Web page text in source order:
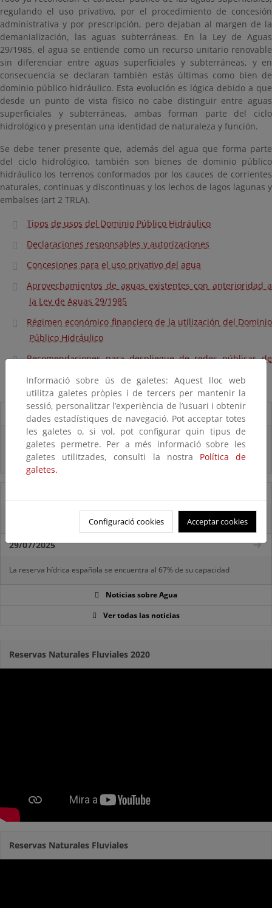
regulando el uso privativo, por el procedimiento de concesión
administrativa y por prescripción, pero dejaban al margen de la
demanialización, las aguas subterráneas. En la Ley de Aguas
29/1985, el agua se entiende como un recurso unitario renovable
sin diferenciar entre aguas superficiales y subterráneas, y en
consecuencia se declaran también estás últimas como bien de
dominio público hidráulico. Esta evolución es lógica debido a que
desde un punto de vista físico no cabe distinguir entre aguas
superficiales y subterráneas, ambas forman parte del ciclo
hidrológico y presentan una identidad de naturaleza y función.
Se debe tener presente que, además del agua que forma parte
del ciclo hidrológico, también son bienes de dominio público
hidráulico los terrenos conformados por los cauces de corrientes
naturales, continuas y discontinuas y los lechos de lagos lagunas y
embalses (art 2 TRLA).
Tipos de usos del Dominio Público Hidráulico
Declaraciones responsables y autorizaciones
Concesiones para el uso privativo del agua
Aprovechamientos de aguas existentes con anterioridad a
la Ley de Aguas 29/1985
Régimen económico financiero de la utilización del Dominio
Público Hidráulico
Recomendaciones para despliegue de redes públicas de
Destacados
Real Decreto subvenciones adaptación riesgos inundación
Inf. Pública RD medidas gestión riesgo inundación
La reserva hídrica española se encuentra al 65,8% de su capacidad
29/07/2025
La reserva hídrica española se encuentra al 67% de su capacidad
Noticias sobre Agua
Ver todas las noticias
Reservas Naturales Fluviales 2020
Reservas Naturales Fluviales
Informació sobre ús de galetes: Aquest lloc web
utilitza galetes pròpies i de tercers per mantenir la
sessió, personalitzar l’experiència de l’usuari i obtenir
dades estadístiques de navegació. Pot acceptar totes
les galetes o, si vol, pot configurar quin tipus de
galetes permetre. Per a més informació sobre les
galetes utilitzades, consulti la nostra Política de
galetes.
Configuració cookies Acceptar cookies